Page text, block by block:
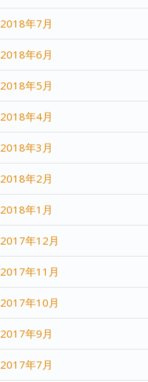
2018年7月
2018年6月
2018年5月
2018年4月
2018年3月
2018年2月
2018年1月
2017年12月
2017年11月
2017年10月
2017年9月
2017年7月